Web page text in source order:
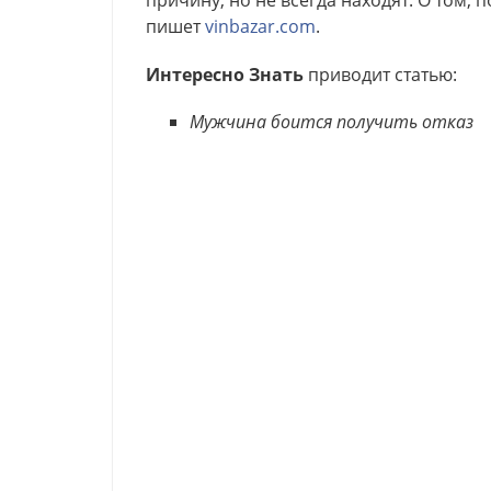
пишетvinbazar.com.
Интересно Знать приводит статью:
Мужчина боится получить отказ